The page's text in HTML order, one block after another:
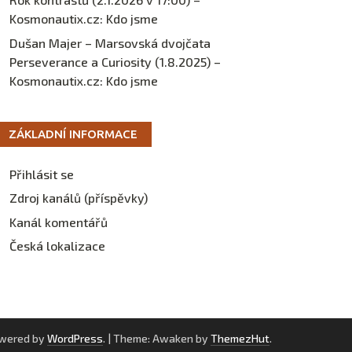
Kosmonautix.cz: Kdo jsme
Dušan Majer – Marsovská dvojčata
Perseverance a Curiosity (1.8.2025) –
Kosmonautix.cz: Kdo jsme
ZÁKLADNÍ INFORMACE
Přihlásit se
Zdroj kanálů (příspěvky)
Kanál komentářů
Česká lokalizace
by WordPress. | Theme: Awaken by ThemezHut.